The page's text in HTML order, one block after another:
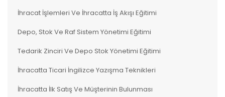
İhracat İşlemleri Ve İhracatta İş Akışı Eğitimi
Depo, Stok Ve Raf Sistem Yönetimi Eğitimi
Tedarik Zinciri Ve Depo Stok Yönetimi Eğitimi
İhracatta Ticari İngilizce Yazışma Teknikleri
İhracatta İlk Satış Ve Müşterinin Bulunması